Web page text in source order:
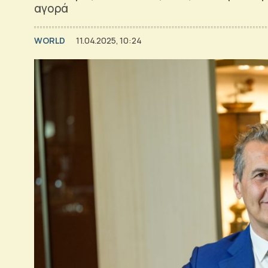
αγορά
WORLD 11.04.2025, 10:24